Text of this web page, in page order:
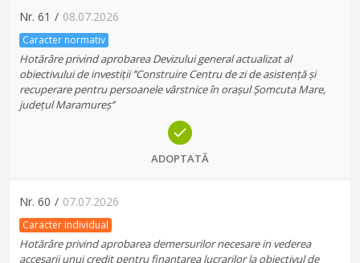
Nr. 61 / 08.07.2026
Caracter normativ
Hotărâre privind aprobarea Devizului general actualizat al
obiectivului de investiții ’’Construire Centru de zi de asistență și
recuperare pentru persoanele vârstnice în orașul Șomcuta Mare,
județul Maramureș‘’
ADOPTATĂ
Nr. 60 / 07.07.2026
Caracter individual
Hotărâre privind aprobarea demersurilor necesare in vederea
accesarii unui credit pentru finantarea lucrarilor la obiectivul de